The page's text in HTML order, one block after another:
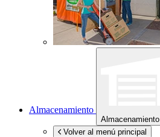
Almacenamiento
Almacenamiento
Volver al menú principal